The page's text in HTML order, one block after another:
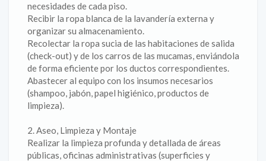
necesidades de cada piso.
Recibir la ropa blanca de la lavandería externa y
organizar su almacenamiento.
Recolectar la ropa sucia de las habitaciones de salida
(check-out) y de los carros de las mucamas, enviándola
de forma eficiente por los ductos correspondientes.
Abastecer al equipo con los insumos necesarios
(shampoo, jabón, papel higiénico, productos de
limpieza).
2. Aseo, Limpieza y Montaje
Realizar la limpieza profunda y detallada de áreas
públicas, oficinas administrativas (superficies y